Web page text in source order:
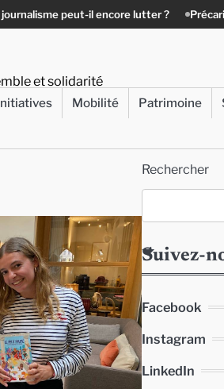
il encore lutter ? Précarité, canicule,
et solidarité
Mobilité Patrimoine
Rechercher
Suivez-
Facebook
Instagram
LinkedIn